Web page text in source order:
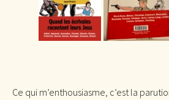
Ce qui m’enthousiasme, c’est la